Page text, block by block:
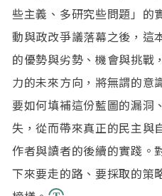
些主義、多研究些問題」的
動與政改爭議落幕之後，這
的優勢與劣勢、機會與挑戰
力的未來方向，將無謂的意
要如何填補這份藍圖的漏洞
失，從而帶來真正的民主與
作者與讀者的後續的實踐。
下來要走的路、要採取的策